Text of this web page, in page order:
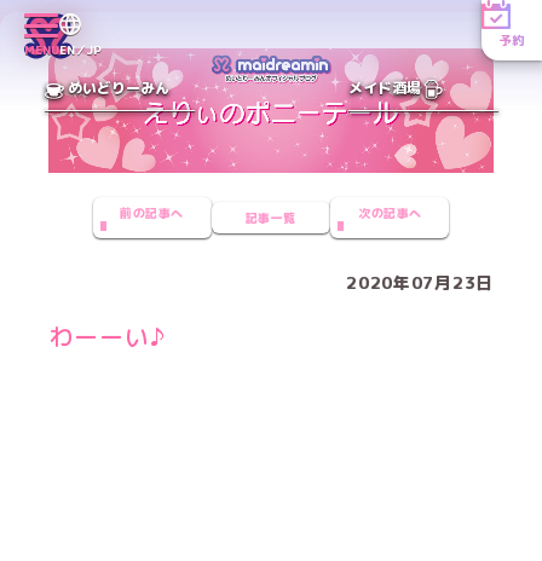
MENUEN／JP
予約
めいどりーみん メイド酒場
前の記事へ 記事一覧 次の記事へ
2020年07月23日
わーーい♪